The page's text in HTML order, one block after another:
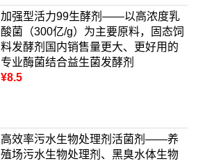
加强型活力99生酵剂——以高浓度乳
酸菌（300亿/g）为主要原料，固态饲
料发酵剂国内销售量更大、更好用的
专业酶菌结合益生菌发酵剂
¥8.5
高效率污水生物处理剂活菌剂——养
殖场污水生物处理剂、黑臭水体生物